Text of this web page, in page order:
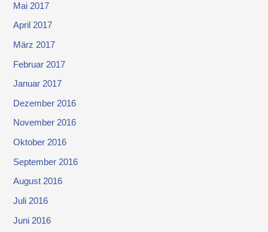
Mai 2017
April 2017
März 2017
Februar 2017
Januar 2017
Dezember 2016
November 2016
Oktober 2016
September 2016
August 2016
Juli 2016
Juni 2016